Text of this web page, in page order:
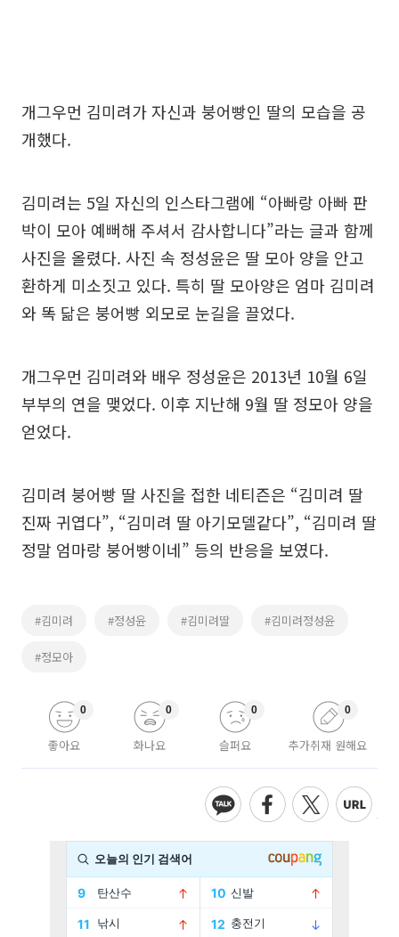
개그우먼 김미려가 자신과 붕어빵인 딸의 모습을 공
개했다.
김미려는 5일 자신의 인스타그램에 “아빠랑 아빠 판
박이 모아 예뻐해 주셔서 감사합니다”라는 글과 함께
사진을 올렸다. 사진 속 정성윤은 딸 모아 양을 안고
환하게 미소짓고 있다. 특히 딸 모아양은 엄마 김미려
와 똑 닮은 붕어빵 외모로 눈길을 끌었다.
개그우먼 김미려와 배우 정성윤은 2013년 10월 6일
부부의 연을 맺었다. 이후 지난해 9월 딸 정모아 양을
얻었다.
김미려 붕어빵 딸 사진을 접한 네티즌은 “김미려 딸
진짜 귀엽다”, “김미려 딸 아기모델같다”, “김미려 딸
정말 엄마랑 붕어빵이네” 등의 반응을 보였다.
#김미려 #정성윤 #김미려딸 #김미려정성윤
#정모아
좋아요
0
화나요
0
슬퍼요
0
추가취재 원해요
0